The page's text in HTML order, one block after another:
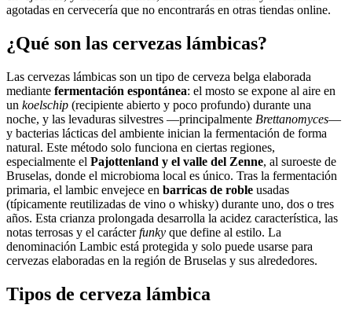
agotadas en cervecería que no encontrarás en otras tiendas online.
¿Qué son las cervezas lámbicas?
Las cervezas lámbicas son un tipo de cerveza belga elaborada
mediante fermentación espontánea: el mosto se expone al aire en
un koelschip (recipiente abierto y poco profundo) durante una
noche, y las levaduras silvestres —principalmente Brettanomyces—
y bacterias lácticas del ambiente inician la fermentación de forma
natural. Este método solo funciona en ciertas regiones,
especialmente el Pajottenland y el valle del Zenne, al suroeste de
Bruselas, donde el microbioma local es único. Tras la fermentación
primaria, el lambic envejece en barricas de roble usadas
(típicamente reutilizadas de vino o whisky) durante uno, dos o tres
años. Esta crianza prolongada desarrolla la acidez característica, las
notas terrosas y el carácterfunky que define al estilo. La
denominación Lambic está protegida y solo puede usarse para
cervezas elaboradas en la región de Bruselas y sus alrededores.
Tipos de cerveza lámbica